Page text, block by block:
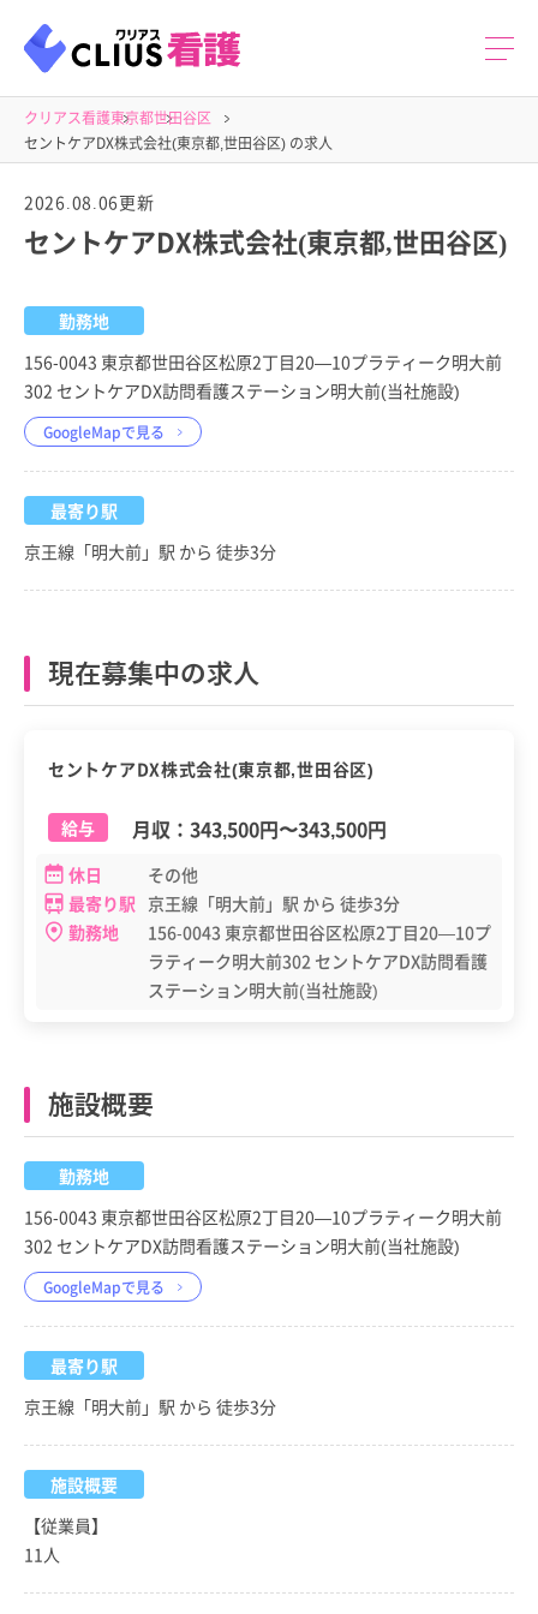
クリアス看護東京都世田谷区
セントケアDX株式会社(東京都,世田谷区) の求人
2026.08.06更新
セントケアDX株式会社(東京都,世田谷区)
勤務地
156-0043 東京都世田谷区松原2丁目20—10プラティーク明大前
302 セントケアDX訪問看護ステーション明大前(当社施設)
GoogleMapで見る
最寄り駅
京王線「明大前」駅 から 徒歩3分
現在募集中の求人
セントケアDX株式会社(東京都,世田谷区)
給与 月収： 343,500円〜343,500円
休日
その他
最寄り駅 京王線「明大前」駅 から 徒歩3分
勤務地
156-0043 東京都世田谷区松原2丁目20—10プ
ラティーク明大前302 セントケアDX訪問看護
ステーション明大前(当社施設)
施設概要
勤務地
156-0043 東京都世田谷区松原2丁目20—10プラティーク明大前
302 セントケアDX訪問看護ステーション明大前(当社施設)
GoogleMapで見る
最寄り駅
京王線「明大前」駅 から 徒歩3分
施設概要
【従業員】
11人